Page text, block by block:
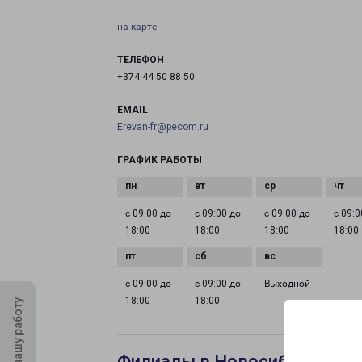
на карте
ТЕЛЕФОН
+374 44 50 88 50
EMAIL
Erevan-fr@pecom.ru
ГРАФИК РАБОТЫ
с 09:00 до
18:00
с 09:00 до
18:00
с 09:00 до
18:00
с
18:00
с 09:00 до
18:00
с 09:00 до
18:00
Выходной